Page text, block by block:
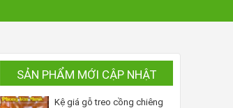
SẢN PHẨM MỚI CẬP NHẬT
Kệ giá gỗ treo cồng chiêng